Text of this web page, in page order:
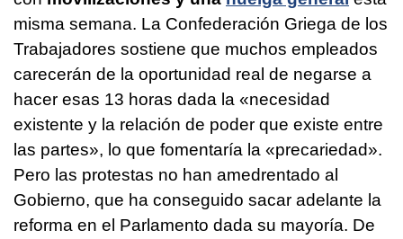
misma semana. La Confederación Griega de los
Trabajadores sostiene que muchos empleados
carecerán de la oportunidad real de negarse a
hacer esas 13 horas dada la «necesidad
existente y la relación de poder que existe entre
las partes», lo que fomentaría la «precariedad».
Pero las protestas no han amedrentado al
Gobierno, que ha conseguido sacar adelante la
reforma en el Parlamento dada su mayoría. De